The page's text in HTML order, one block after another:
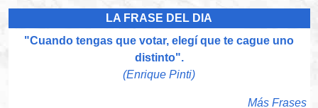
LA FRASE DEL DIA
"Cuando tengas que votar, elegí que te cague uno
distinto".
(Enrique Pinti)
Más Frases